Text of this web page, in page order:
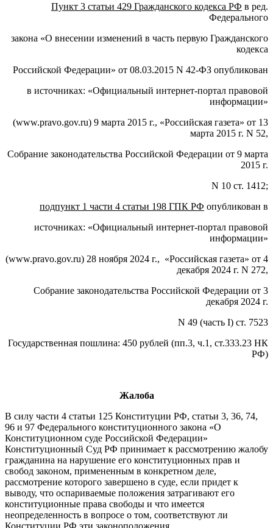
Пункт 3 статьи 429 Гражданского кодекса РФ в ред.
Федерального
закона «О внесении изменений в часть первую Гражданского
кодекса
Российской Федерации» от 08.03.2015 N 42-ФЗ опубликован
в источниках: «Официальный интернет-портал правовой
информации»
(www.pravo.gov.ru) 9 марта 2015 г., «Российская газета» от 13
марта 2015 г. N 52,
Собрание законодательства Российской Федерации от 9 марта
2015 г.
N 10 ст. 1412;
подпункт 1 части 4 статьи 198 ГПК РФ опубликован в
источниках: «Официальный интернет-портал правовой
информации»
(www.pravo.gov.ru) 28 ноября 2024 г., «Российская газета» от 4
декабря 2024 г. N 272,
Собрание законодательства Российской Федерации от 3
декабря 2024 г.
N 49 (часть I) ст. 7523
Государственная пошлина: 450 рублей (пп.3, ч.1, ст.333.23 НК
РФ)
Жалоба
В силу части 4 статьи 125 Конституции РФ, статьи 3, 36, 74,
96 и 97 Федерального конституционного закона «О
Конституционном суде Российской Федерации»
Конституционный Суд РФ принимает к рассмотрению жалобу
гражданина на нарушение его конституционных прав и
свобод законом, примененным в конкретном деле,
рассмотрение которого завершено в суде, если придет к
выводу, что оспариваемые положения затрагивают его
конституционные права свободы и что имеется
неопределенность в вопросе о том, соответствуют ли
Конституции РФ эти законоположения.